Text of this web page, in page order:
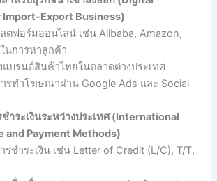
Export Business)
ตฟอร์มออนไลน์ เช่น Alibaba, Amazon,
นการหาลูกค้า
แบรนด์สินค้าไทยในตลาดต่างประเทศ
รทำโฆษณาผ่าน Google Ads และ Social
ชำระเงินระหว่างประเทศ (International
and Payment Methods)
รชำระเงิน เช่น Letter of Credit (L/C), T/T,